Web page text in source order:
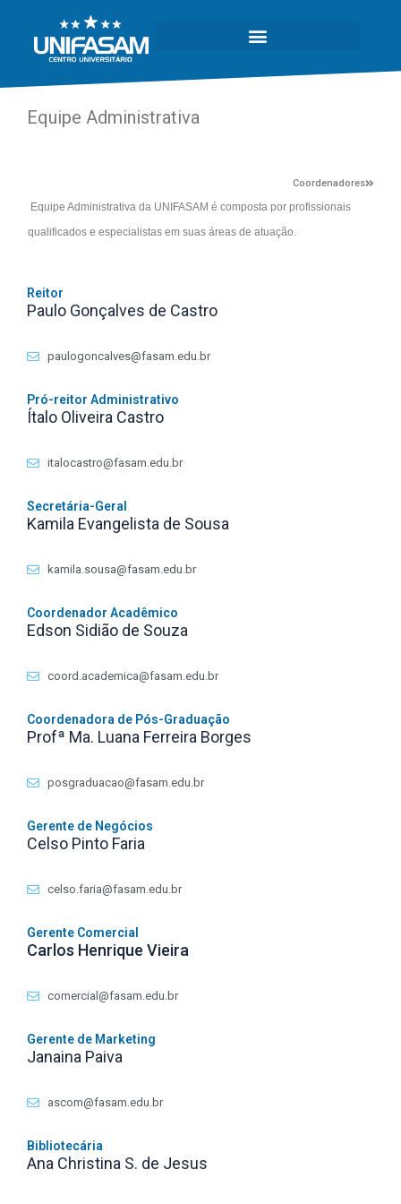
Equipe Administrativa
Coordenadores
Equipe Administrativa da UNIFASAM é composta por profissionais
qualificados e especialistas em suas áreas de atuação.
Reitor
Paulo Gonçalves de Castro
paulogoncalves@fasam.edu.br
Pró-reitor Administrativo
Ítalo Oliveira Castro
italocastro@fasam.edu.br
Secretária-Geral
Kamila Evangelista de Sousa
kamila.sousa@fasam.edu.br
Coordenador Acadêmico
Edson Sidião de Souza
coord.academica@fasam.edu.br
Coordenadora de Pós-Graduação
Profª Ma. Luana Ferreira Borges
posgraduacao@fasam.edu.br
Gerente de Negócios
Celso Pinto Faria
celso.faria@fasam.edu.br
Gerente Comercial
Carlos Henrique Vieira
comercial@fasam.edu.br
Gerente de Marketing
Janaina Paiva
ascom@fasam.edu.br
Bibliotecária
Ana Christina S. de Jesus